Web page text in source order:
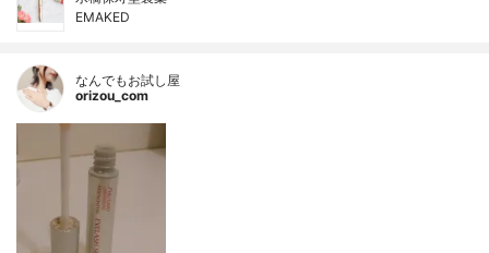
EMAKED
なんでもお試し屋
orizou_com